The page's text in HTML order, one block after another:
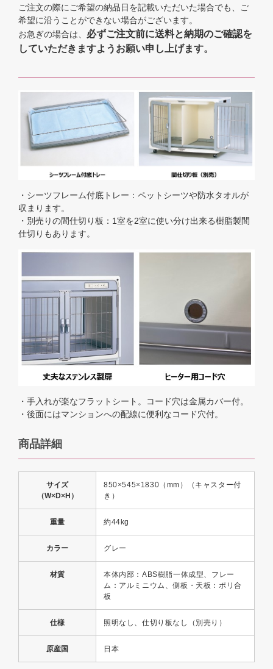
ご注文の際にご希望の納品日を記載いただいた場合でも、ご
希望に沿うことができない場合がございます。
お急ぎの場合は、 必ずご注文前に送料と納期のご確認を
していただきますようお願い申し上げます。
・シーツフレーム付底トレー：ペットシーツや防水タオルが
収まります。
・別売りの間仕切り板：1室を2室に使い分け出来る樹脂製間
仕切りもあります。
・手入れが楽なフラットシート。コード穴は金属カバー付。
・後面にはマンションへの配線に便利なコード穴付。
商品詳細
サイズ
（W×D×H）
850×545×1830（mm）（キャスター付
き）
重量 約44kg
カラー グレー
材質
本体内部：ABS樹脂一体成型、フレー
ム：アルミニウム、側板・天板：ポリ合
板
仕様 照明なし、仕切り板なし（別売り）
原産国 日本